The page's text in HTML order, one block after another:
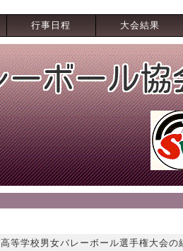
行事日程 大会結果
等学校男女バレーボール選手権大会の